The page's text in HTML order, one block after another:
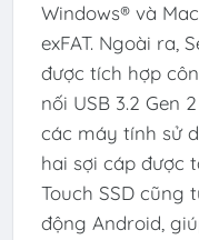
Windows® và
exFAT. Ngoài ra,
được tích hợp
nối USB 3.2 Gen
các máy tính sử
hai sợi cáp được
Touch SSD cũng
động Android,